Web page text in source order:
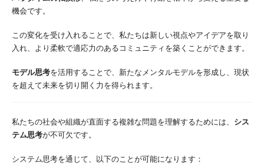
機会です。
この変化を受け入れることで、私たちは新しい視点やアイデアを取り
入れ、より柔軟で適応力のあるコミュニティを築くことができます。
モデル思考を活用することで、新たなメンタルモデルを形成し、現状
を超えて未来を切り開く力を得られます。
私たちの社会や組織が直面する複雑な問題を理解するためには、 シス
テム思考が不可欠です。
システム思考を通じて、以下のことが可能になります：